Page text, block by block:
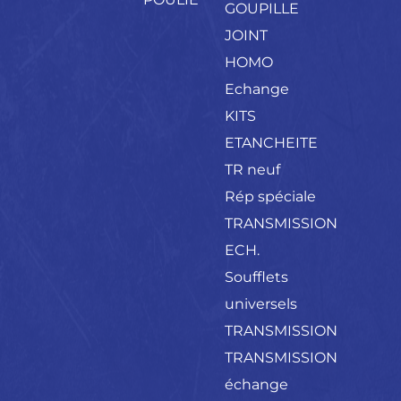
GOUPILLE
JOINT
HOMO
Echange
KITS
ETANCHEITE
TR neuf
Rép spéciale
TRANSMISSION
ECH.
Soufflets
universels
TRANSMISSION
TRANSMISSION
échange